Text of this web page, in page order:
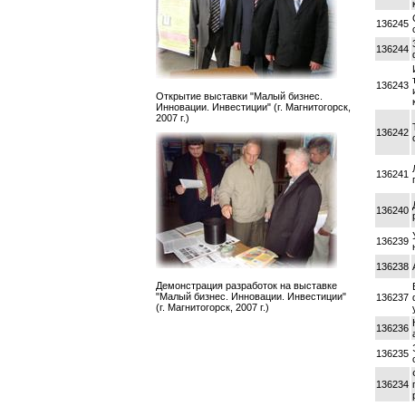
136245
136244
136243
136242
136241
136240
136239
136238
136237
136236
136235
136234
Открытие выставки "Малый бизнес.
Инновации. Инвестиции" (г. Магнитогорск,
2007 г.)
Демонстрация разработок на выставке
"Малый бизнес. Инновации. Инвестиции"
(г. Магнитогорск, 2007 г.)